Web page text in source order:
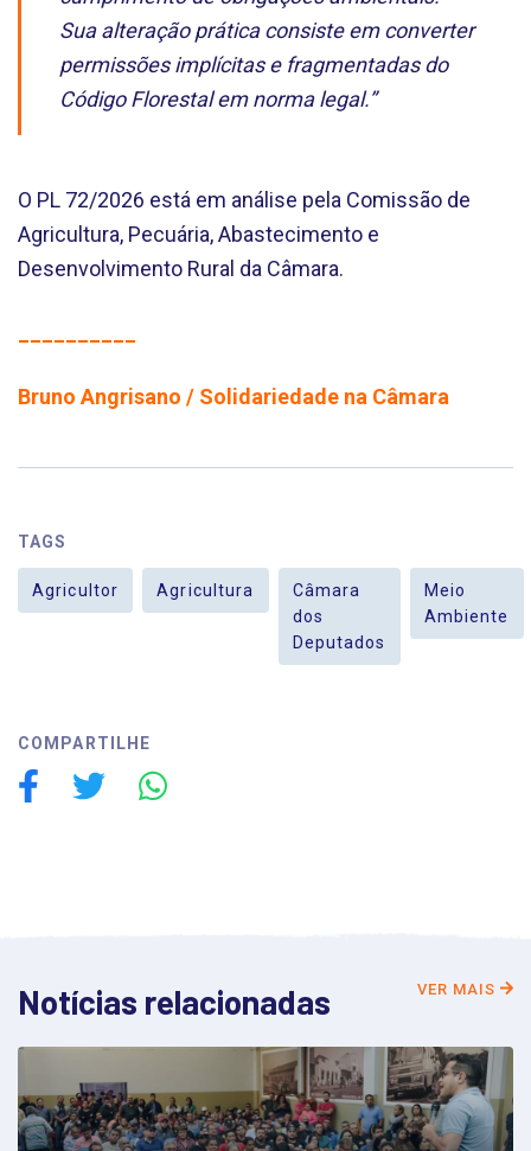
Sua alteração prática consiste em converter
permissões implícitas e fragmentadas do
Código Florestal em norma legal.”
O PL 72/2026 está em análise pela Comissão de
Agricultura, Pecuária, Abastecimento e
Desenvolvimento Rural da Câmara.
Bruno Angrisano / Solidariedade na Câmara
TAGS
Agricultor Agricultura
Câmara
dos
Deputados
Meio
Ambiente
COMPARTILHE
Notícias relacionadas VER MAIS